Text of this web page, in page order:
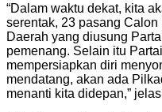
“Dalam waktu dekat, kita
serentak, 23 pasang
Daerah yang diusung
pemenang. Selain itu
mempersiapkan diri
mendatang, akan ada
menanti kita didepan,”